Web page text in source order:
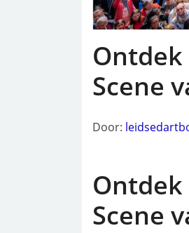
Ontdek
Scene
Door:
Ontdek
Scene